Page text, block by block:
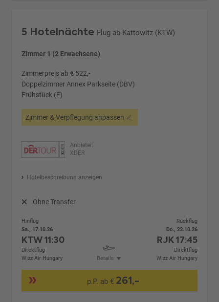
5 Hotelnächte Flug ab Kattowitz (KTW)
Zimmer 1 (2 Erwachsene)
Zimmerpreis ab € 522,-
Doppelzimmer Annex Parkseite (DBV)
Frühstück (F)
Zimmer & Verpflegung anpassen
Anbieter:
XDER
Hotelbeschreibung anzeigen
Ohne Transfer
Hinflug
Sa., 17.10.26
KTW11:30
Direktflug
Wizz Air Hungary
Details
Rückflug
Do., 22.10.26
RJK17:45
Direktflug
Wizz Air Hungary
p.P. ab € 261,-